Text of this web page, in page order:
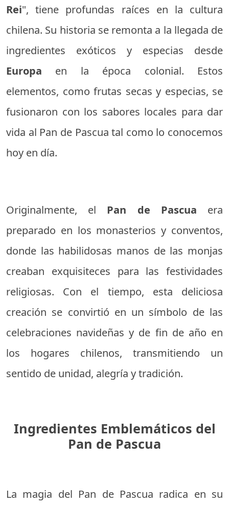
Rei", tiene profundas raíces en la cultura
chilena. Su historia se remonta a la llegada de
ingredientes exóticos y especias desde
Europa en la época colonial. Estos
elementos, como frutas secas y especias, se
fusionaron con los sabores locales para dar
vida al Pan de Pascua tal como lo conocemos
hoy en día.
Originalmente, el Pan de Pascua era
preparado en los monasterios y conventos,
donde las habilidosas manos de las monjas
creaban exquisiteces para las festividades
religiosas. Con el tiempo, esta deliciosa
creación se convirtió en un símbolo de las
celebraciones navideñas y de fin de año en
los hogares chilenos, transmitiendo un
sentido de unidad, alegría y tradición.
Ingredientes Emblemáticos del
Pan de Pascua
La magia del Pan de Pascua radica en su